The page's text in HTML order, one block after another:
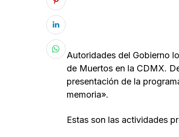
Autoridades del Gobierno
de Muertos en la CDMX.
presentación de la
memoria».
Estas son las actividades